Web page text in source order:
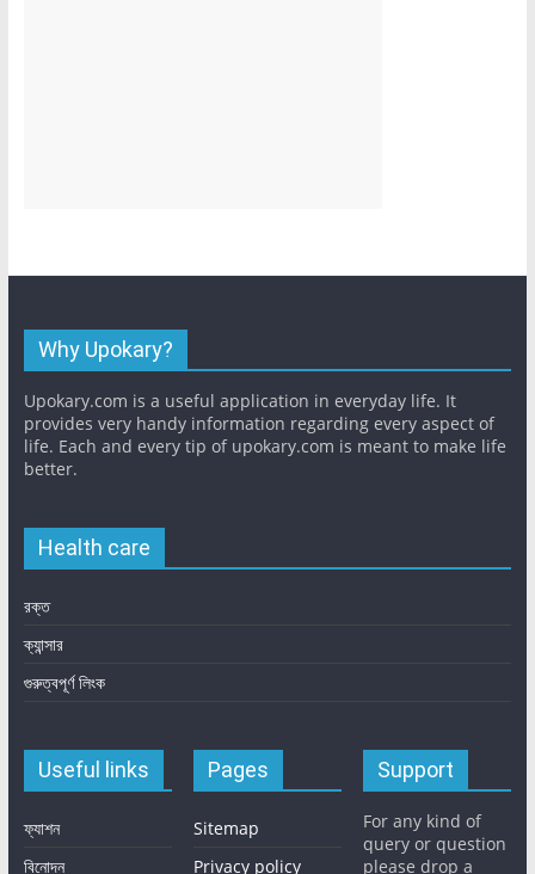
Why Upokary?
Upokary.com is a useful application in everyday life. It
provides very handy information regarding every aspect of
life. Each and every tip of upokary.com is meant to make life
better.
Health care
রক্ত
ক্যান্সার
গুরুত্বপূর্ণ লিংক
Useful links
ফ্যাশন
বিনোদন
Pages
Sitemap
Privacy policy
Support
For any kind of
query or question
please drop a